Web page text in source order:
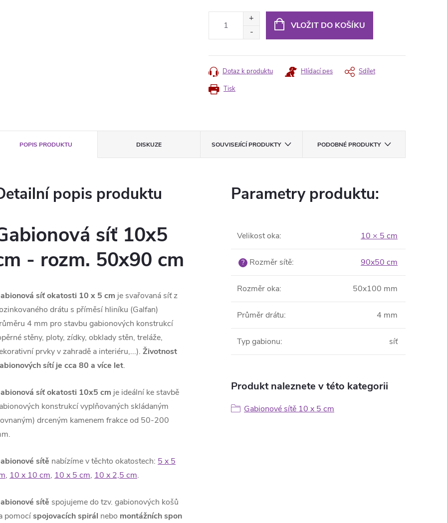
VLOŽIT DO KOŠÍKU
Tisk
Dotaz k produktu Hlídací pes Sdílet
POPIS PRODUKTU DISKUZE SOUVISEJÍCÍ PRODUKTY PODOBNÉ PRODUKTY
popis produktu
síť 10x5
- rozm. 50x90 cm
síť okatosti 10 x 5 cm je svařovaná síť z
drátu s příměsí hliníku (Galfan)
4 mm pro stavbu gabionových konstrukcí
stěny, ploty, zídky, obklady stěn, treláže,
prvky v zahradě a interiéru,...). Životnost
sítí je cca 80 a více let.
síť okatosti 10x5 cm je ideální ke stavbě
konstrukcí vyplňovaných skládaným
drceným kamenem frakce od 50-200
sítě nabízíme v těchto okatostech: 5 x 5
, 10 x 10 cm, 10 x 5 cm, 10 x 2,5 cm.
sítě spojujeme do tzv. gabionových košů
pomocíspojovacích spirál nebo montážních spon
Parametry produktu:
Velikost oka: 10 × 5 cm
? Rozměr sítě: 90x50 cm
Rozměr oka: 50x100 mm
Průměr drátu: 4 mm
Typ gabionu: síť
Produkt naleznete v této kategorii
Gabionové sítě 10 x 5 cm